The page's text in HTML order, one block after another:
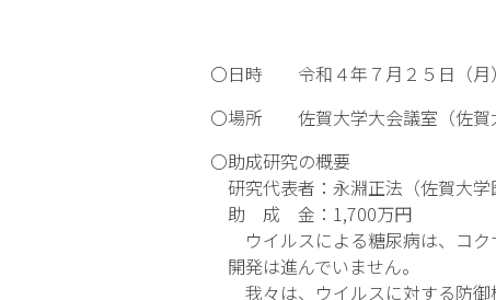
〇日時 令和４年７月２５日（月
〇場所 佐賀大学大会議室（佐賀
〇助成研究の概要
研究代表者：永淵正法（佐賀大学
助 成 金：1,700万円
ウイルスによる糖尿病は、コク
開発は進んでいません。
我々は、ウイルスに対する防御